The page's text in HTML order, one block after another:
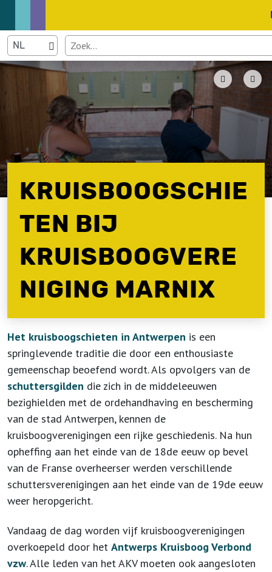
KRUISBOOGSCHIE
TEN BIJ
KRUISBOOGVERE
NIGING MARNIX
Het kruisboogschieten in Antwerpen is een
springlevende traditie die door een enthousiaste
gemeenschap beoefend wordt. Als opvolgers van de
schuttersgilden die zich in de middeleeuwen
bezighielden met de ordehandhaving en bescherming
van de stad Antwerpen, kennen de
kruisboogverenigingen een rijke geschiedenis. Na hun
opheffing aan het einde van de 18de eeuw op bevel
van de Franse overheerser werden verschillende
schuttersverenigingen aan het einde van de 19de eeuw
weer heropgericht.
Vandaag de dag worden vijf kruisboogverenigingen
overkoepeld door het Antwerps Kruisboog Verbond
vzw. Alle leden van het AKV moeten ook aangesloten